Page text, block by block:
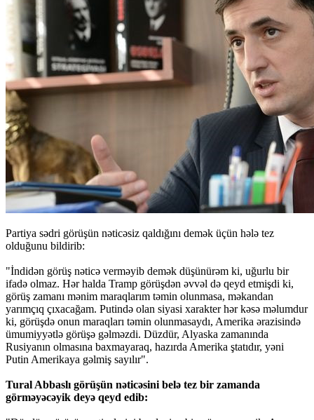
Partiya sədri görüşün nəticəsiz qaldığını demək üçün hələ tez
olduğunu bildirib:
"İndidən görüş nəticə verməyib demək düşünürəm ki, uğurlu bir
ifadə olmaz. Hər halda Tramp görüşdən əvvəl də qeyd etmişdi ki,
görüş zamanı mənim maraqlarım təmin olunmasa, məkandan
yarımçıq çıxacağam. Putində olan siyasi xarakter hər kəsə məlumdur
ki, görüşdə onun maraqları təmin olunmasaydı, Amerika ərazisində
ümumiyyətlə görüşə gəlməzdi. Düzdür, Alyaska zamanında
Rusiyanın olmasına baxmayaraq, hazırda Amerika ştatıdır, yəni
Putin Amerikaya gəlmiş sayılır".
Tural Abbaslı görüşün nəticəsini belə tez bir zamanda
görməyəcəyik deyə qeyd edib: